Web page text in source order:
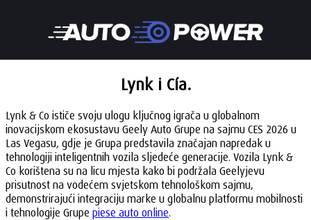
Lynk i Cía.
Lynk & Co ističe svoju ulogu ključnog igrača u globalnom
inovacijskom ekosustavu Geely Auto Grupe na sajmu CES 2026 u
Las Vegasu, gdje je Grupa predstavila značajan napredak u
tehnologiji inteligentnih vozila sljedeće generacije. Vozila Lynk &
Co korištena su na licu mjesta kako bi podržala Geelyjevu
prisutnost na vodećem svjetskom tehnološkom sajmu,
demonstrirajući integraciju marke u globalnu platformu mobilnosti
i tehnologije Grupe piese auto online.